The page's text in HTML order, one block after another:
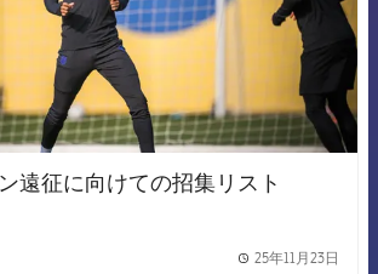
遠征に向けての招集リスト
25年11月23日